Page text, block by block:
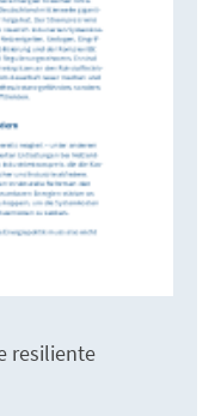
resiliente